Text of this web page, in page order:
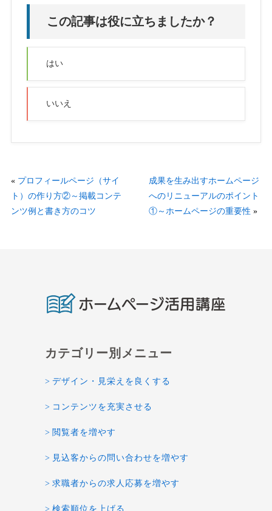
この記事は役に立ちましたか？
はい
いいえ
« プロフィールページ（サイ
ト）の作り方②～掲載コンテ
ンツ例と書き方のコツ
成果を生み出すホームページ
へのリニューアルのポイント
①～ホームページの重要性 »
デザイン・見栄えを良くする
コンテンツを充実させる
閲覧者を増やす
見込客からの問い合わせを増やす
求職者からの求人応募を増やす
検索順位を上げる